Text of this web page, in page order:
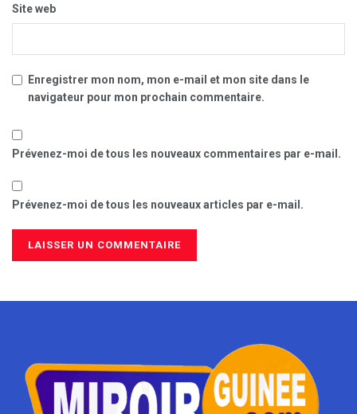
Site web
Enregistrer mon nom, mon e-mail et mon site dans le
navigateur pour mon prochain commentaire.
Prévenez-moi de tous les nouveaux commentaires par e-mail.
Prévenez-moi de tous les nouveaux articles par e-mail.